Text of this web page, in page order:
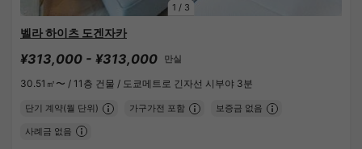
1 / 3
벨라 하이츠 도겐자카
¥313,000 - ¥313,000 만실
30.51㎡〜 / 11층 건물 / 도쿄메트로 긴자선 시부야 3분
단기 계약(월 단위) 가구가전 포함 보증금 없음
사례금 없음